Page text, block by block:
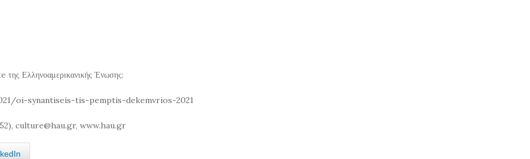
της Ελληνοαμερικανικής Ένωσης:
oi-synantiseis-tis-pemptis-dekemvrios-2021
culture@hau.gr, www.hau.gr